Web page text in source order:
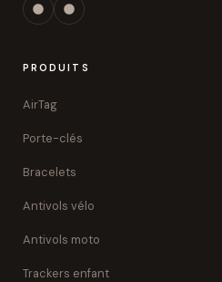
PRODUITS
AirTag
Porte-clés
Bracelets
Antivols vélo
Antivols moto
Trackers enfant